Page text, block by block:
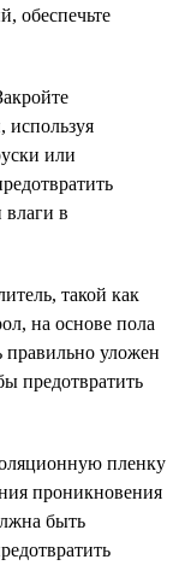
обеспечьте
используя
или
влаги в
такой как
на основе пола
уложен
предотвратить
пленку
проникновения
быть